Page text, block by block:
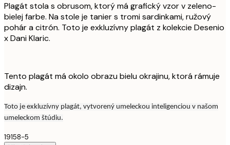
Plagát stola s obrusom, ktorý má grafický vzor v zeleno-
bielej farbe. Na stole je tanier s tromi sardinkami, ružový
pohár a citrón. Toto je exkluzívny plagát z kolekcie Desenio
x Dani Klaric.
Tento plagát má okolo obrazu bielu okrajinu, ktorá rámuje
dizajn.
Toto je exkluzívny plagát, vytvorený umeleckou inteligenciou v našom
umeleckom štúdiu.
19158-5